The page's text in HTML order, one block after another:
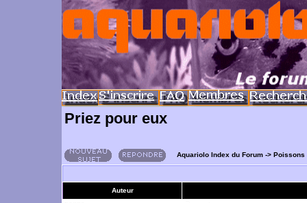
Priez pour eux
Aquariolo Index du Forum -> Poissons
Auteur